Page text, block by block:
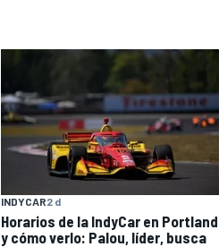
INDYCAR2 d
Horarios de la IndyCar en Portland
y cómo verlo: Palou, líder, busca